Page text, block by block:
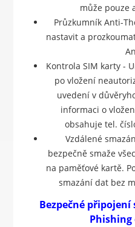
může pouze
Průzkumník Anti-
nastavit a
Kontrola SIM karty -
po vložení
uvedení v
informaci o
obsahuje tel.
Vzdálené
bezpečně smaže
na paměťové kartě.
smazání dat bez
Bezpečné